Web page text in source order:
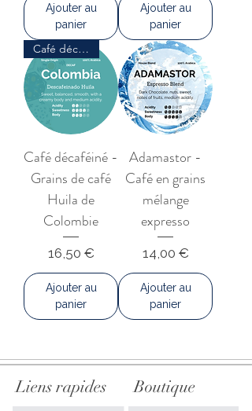
Ajouter au
panier
Ajouter au
panier
Café décaféiné
Café décaféiné -
Grains de café
Huila de
Colombie
Prix
16,50 €
Ajouter au
panier
Adamastor -
Café en grains
mélange
expresso
Prix
14,00 €
Ajouter au
panier
Liens rapides Boutique